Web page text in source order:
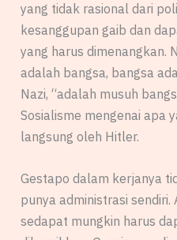
yang tidak rasional dari
kesanggupan gaib dan
yang harus dimenangkan.
adalah bangsa, bangsa
Nazi, “adalah musuh
Sosialisme mengenai apa
langsung oleh Hitler.
Gestapo dalam kerjanya
punya administrasi
sedapat mungkin harus